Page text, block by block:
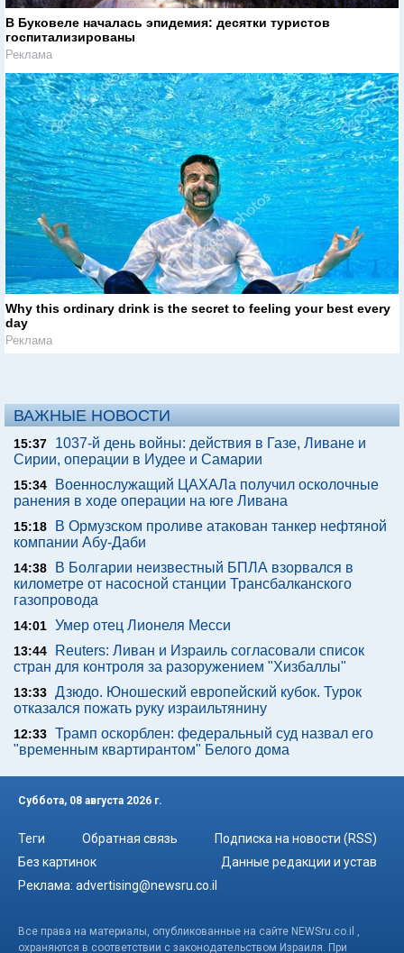
В Буковеле началась эпидемия: десятки туристов
госпитализированы
Реклама
Why this ordinary drink is the secret to feeling your best every
day
Реклама
ВАЖНЫЕ НОВОСТИ
15:37
1037-й день войны: действия в Газе, Ливане и
Сирии, операции в Иудее и Самарии
15:34
Военнослужащий ЦАХАЛа получил осколочные
ранения в ходе операции на юге Ливана
15:18
В Ормузском проливе атакован танкер нефтяной
компании Абу-Даби
14:38
В Болгарии неизвестный БПЛА взорвался в
километре от насосной станции Трансбалканского
газопровода
14:01 Умер отец Лионеля Месси
13:44
Reuters: Ливан и Израиль согласовали список
стран для контроля за разоружением "Хизбаллы"
13:33 Дзюдо. Юношеский европейский кубок. Турок
отказался пожать руку израильтянину
12:33 Трамп оскорблен: федеральный суд назвал его
"временным квартирантом" Белого дома
Суббота, 08 августа 2026 г.
Теги Обратная связь
Подписка на новости (RSS)
Без картинок
Данные редакции и устав
Реклама: advertising@newsru.co.il
Все права на материалы, опубликованные на сайте NEWSru.co.il ,
охраняются в соответствии с законодательством Израиля. При